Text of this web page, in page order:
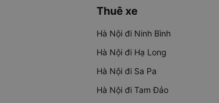
Thuê xe
Hà Nội đi Ninh Bình
Hà Nội đi Hạ Long
Hà Nội đi Sa Pa
Hà Nội đi Tam Đảo